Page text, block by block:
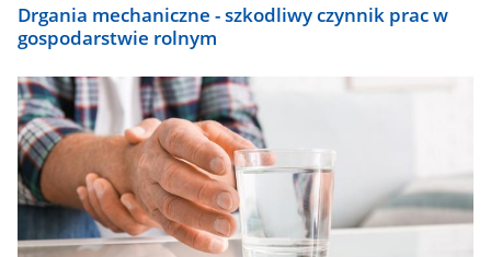
Drgania mechaniczne - szkodliwy czynnik prac w
gospodarstwie rolnym